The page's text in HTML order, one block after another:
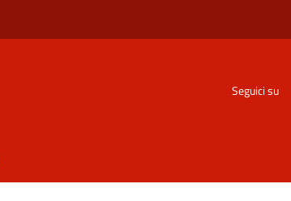
Seguici su